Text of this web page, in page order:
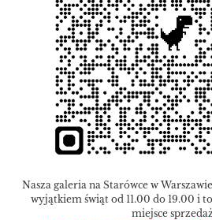
Nasza galeria na Starówce w
wyjątkiem świąt od 11.00 do 19.00 i
miejsce